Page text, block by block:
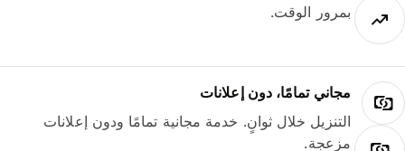
بمرور الوقت.
مجاني تمامًا، دون إعلانات
التنزيل خلال ثوانٍ. خدمة مجانية تمامًا ودون إعلانات
مزعجة.